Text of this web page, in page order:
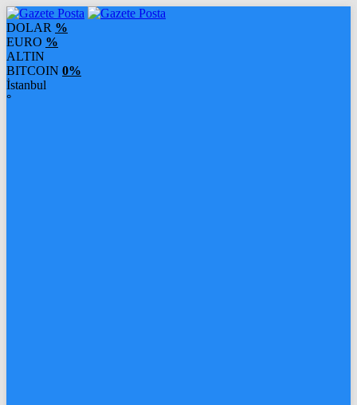
DOLAR %
EURO %
ALTIN
BITCOIN 0%
İstanbul
°